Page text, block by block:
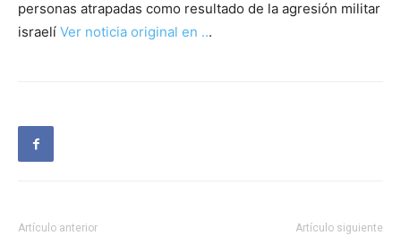
personas atrapadas como resultado de la agresión militar
israelí Ver noticia original en ...
Artículo anterior Artículo siguiente